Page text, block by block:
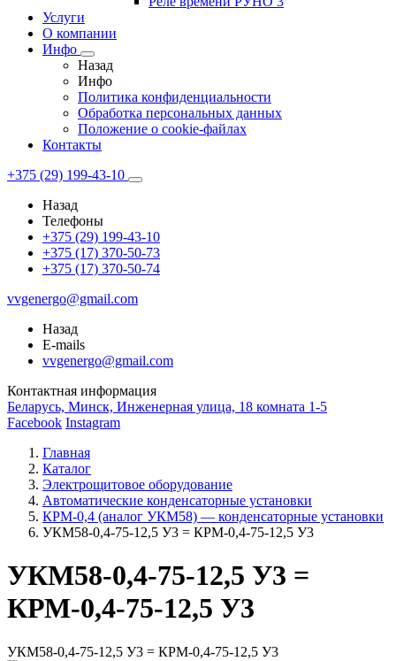
Услуги
О компании
Инфо
Назад
Инфо
Политика конфиденциальности
Обработка персональных данных
Положение о cookie-файлах
Контакты
+375 (29) 199-43-10
Назад
Телефоны
+375 (29) 199-43-10
+375 (17) 370-50-73
+375 (17) 370-50-74
vvgenergo@gmail.com
Назад
E-mails
vvgenergo@gmail.com
Контактная информация
Беларусь, Минск, Инженерная улица, 18 комната 1-5
Facebook Instagram
Главная
Каталог
Электрощитовое оборудование
Автоматические конденсаторные установки
КРМ-0,4 (аналог УКМ58) — конденсаторные установки
УКМ58-0,4-75-12,5 У3 = КРМ-0,4-75-12,5 У3
УКМ58-0,4-75-12,5 У3 =
КРМ-0,4-75-12,5 У3
УКМ58-0,4-75-12,5 У3 = КРМ-0,4-75-12,5 У3